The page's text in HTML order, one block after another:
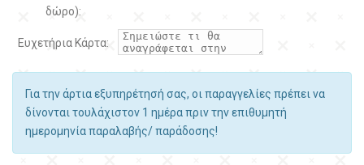
δώρο):
Ευχετήρια Κάρτα:
Για την άρτια εξυπηρέτησή σας, οι παραγγελίες πρέπει να
δίνονται τουλάχιστον 1 ημέρα πριν την επιθυμητή
ημερομηνία παραλαβής/ παράδοσης!